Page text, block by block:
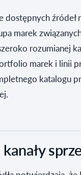
dostępnych
marek
rozumianej
marek i linii
katalogu